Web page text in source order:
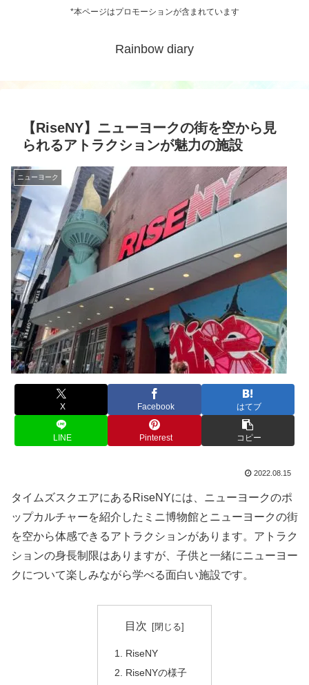
*本ページはプロモーションが含まれています
Rainbow diary
【RiseNY】ニューヨークの街を空から見
られるアトラクションが魅力の施設
ニューヨーク
X Facebook はてブ
LINE Pinterest コピー
2022.08.15
タイムズスクエアにあるRiseNYには、ニューヨークのポ
ップカルチャーを紹介したミニ博物館とニューヨークの街
を空から体感できるアトラクションがあります。アトラク
ションの身長制限はありますが、子供と一緒にニューヨー
クについて楽しみながら学べる面白い施設です。
目次
RiseNY
RiseNYの様子